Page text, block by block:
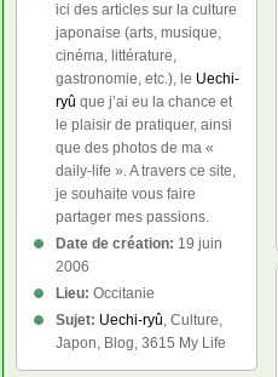
ici des articles sur la culture
japonaise (arts, musique,
cinéma, littérature,
gastronomie, etc.), le Uechi-
ryû que j’ai eu la chance et
le plaisir de pratiquer, ainsi
que des photos de ma «
daily-life ». A travers ce site,
je souhaite vous faire
partager mes passions.
Date de création: 19 juin
2006
Lieu: Occitanie
Sujet: Uechi-ryû, Culture,
Japon, Blog, 3615 My Life